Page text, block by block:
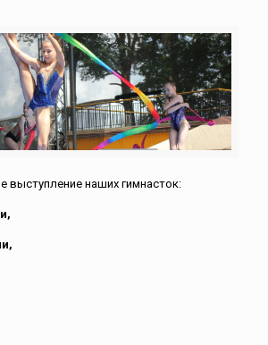
выступление наших гимнасток: